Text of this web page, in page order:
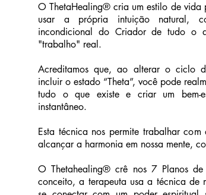
O ThetaHealing® cria um estilo de vida
usar a própria intuição natural,
incondicional do Criador de tudo o
"trabalho" real.
Acreditamos que, ao alterar o ciclo
incluir o estado “Theta”, você pode
tudo o que existe e criar um bem-
instantâneo.
Esta técnica nos permite trabalhar
alcançar a harmonia em nossa mente,
O Thetahealing® crê nos 7 Planos de
conceito, a terapeuta usa a técnica de